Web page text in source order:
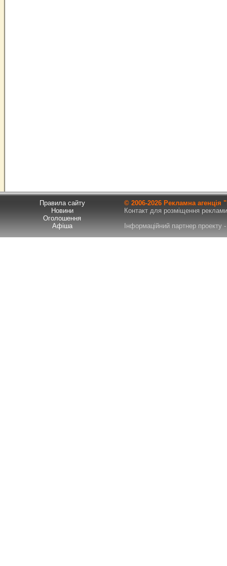
Правила сайту
Новини
Оголошення
Афіша
© 2006-2026 Рекламна
Контакт для розміщення
Інформаційний партнер проекту